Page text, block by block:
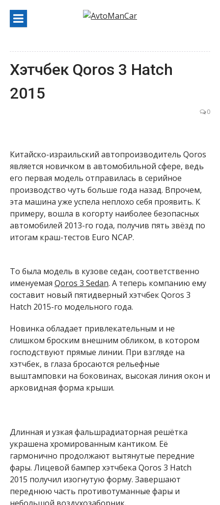
содержанию
Хэтчбек Qoros 3 Hatch
2015
0
Китайско-израильский автопроизводитель Qoros
является новичком в автомобильной сфере, ведь
его первая модель отправилась в серийное
производство чуть больше года назад. Впрочем,
эта машина уже успела неплохо себя проявить. К
примеру, вошла в когорту наиболее безопасных
автомобилей 2013-го года, получив пять звёзд по
итогам краш-тестов Euro NCAP.
То была модель в кузове седан, соответственно
именуемая Qoros 3 Sedan. А теперь компанию ему
составит новый пятидверный хэтчбек Qoros 3
Hatch 2015-го модельного года.
Новинка обладает привлекательным и не
слишком броским внешним обликом, в котором
господствуют прямые линии. При взгляде на
хэтчбек, в глаза бросаются рельефные
выштамповки на боковинах, высокая линия окон и
арковидная форма крыши.
Длинная и узкая фальшрадиаторная решётка
украшена хромированным кантиком. Её
гармонично продолжают вытянутые передние
фары. Лицевой бампер хэтчбека Qoros 3 Hatch
2015 получил изогнутую форму. Завершают
переднюю часть противотуманные фары и